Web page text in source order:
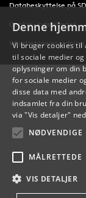
Databeskyttelse på
Cookie-indstillinger
Whistleblowerordning
Denne
Vi bruger cookies
til sociale medier
oplysninger om din
for sociale medier
disse data med
indsamlet fra din
via "Vis detaljer"
NØDVENDIGE
MÅLRETTEDE
VIS DETALJER